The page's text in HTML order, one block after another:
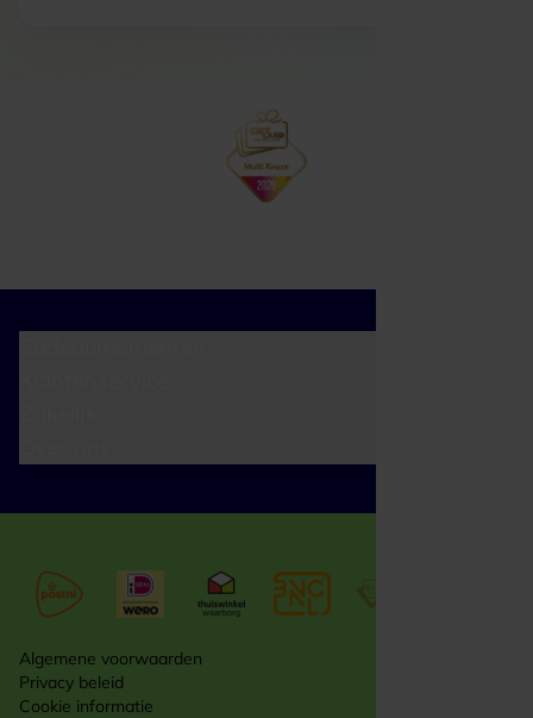
Algemene voorwaarden
Privacy beleid
Cookie informatie